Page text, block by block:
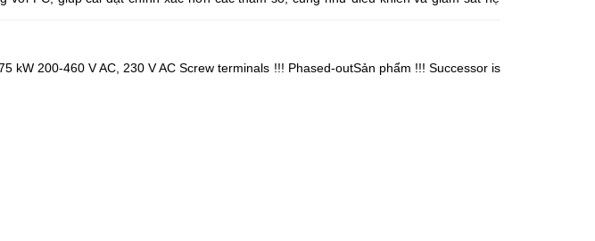
kW 200-460 V AC, 230 V AC Screw terminals !!! Phased-outSản phẩm !!! Successor is